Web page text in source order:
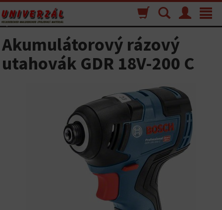
Toggle
Menu
Vyhľadávanie
Nákupný
košík
Akumulátorový rázový
utahovák GDR 18V-200 C